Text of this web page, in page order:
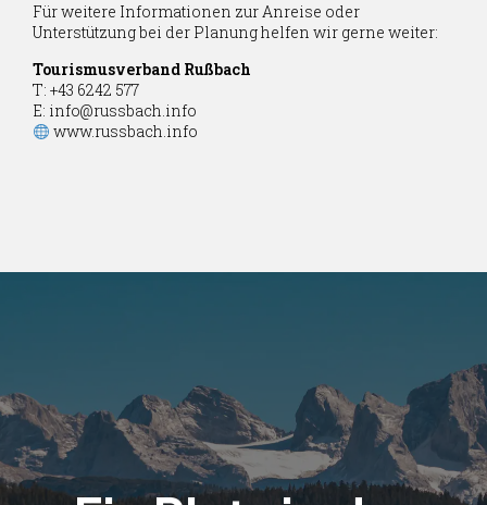
Für weitere Informationen zur Anreise oder
Unterstützung bei der Planung helfen wir gerne weiter:
Tourismusverband Rußbach
T: +43 6242 577
E: info@russbach.info
www.russbach.info